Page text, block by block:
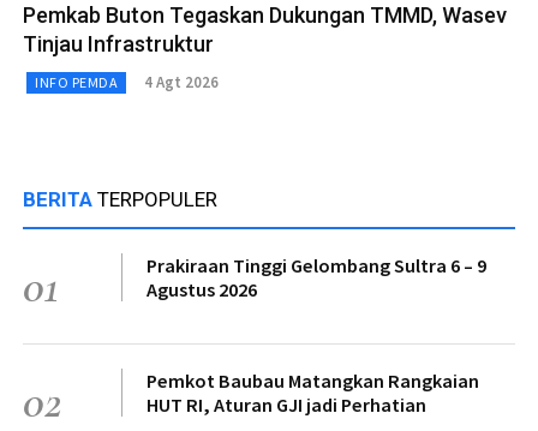
Pemkab Buton Tegaskan Dukungan TMMD, Wasev
Tinjau Infrastruktur
INFO PEMDA 4 Agt 2026
BERITA TERPOPULER
01
Prakiraan Tinggi Gelombang Sultra 6 – 9
Agustus 2026
02
Pemkot Baubau Matangkan Rangkaian
HUT RI, Aturan GJI jadi Perhatian